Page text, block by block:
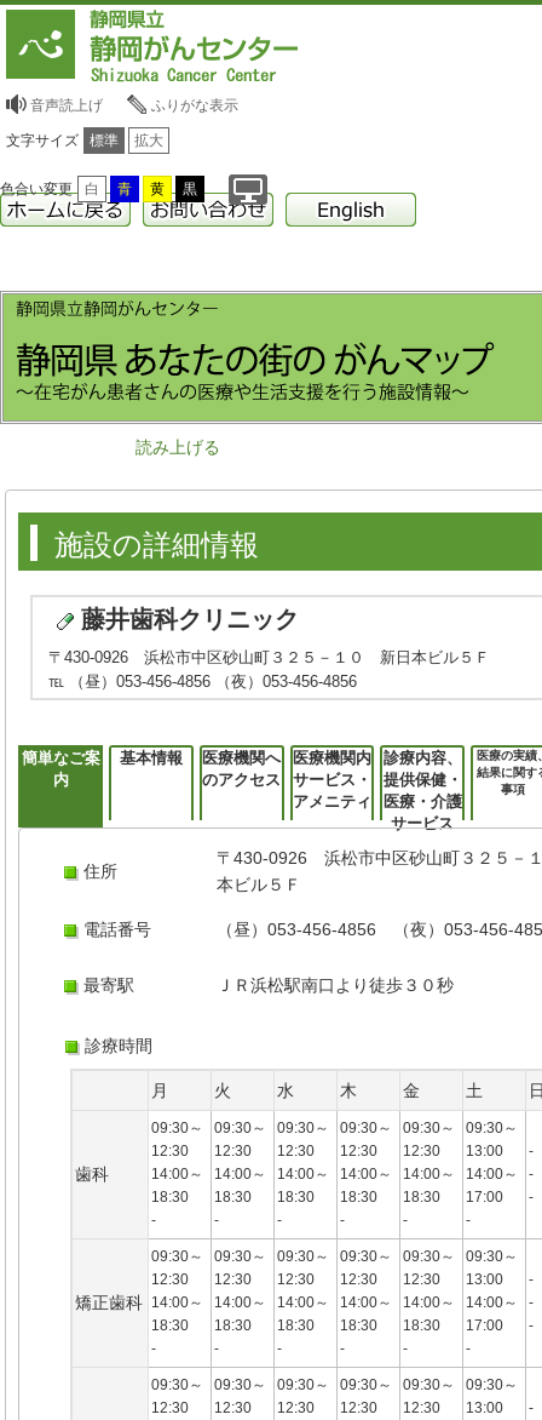
音声読上げ ふりがな表示
文字サイズ 標準 拡大
色合い変更 白 青 黄 黒
読み上げる
施設の詳細情報
藤井歯科クリニック
〒430-0926 浜松市中区砂山町３２５－１０ 新日本ビル５Ｆ
℡ （昼）053-456-4856 （夜）053-456-4856
簡単なご案
内
基本情報
医療機関へ
のアクセス
医療機関内
サービス・
アメニティ
診療内容、
提供保健・
医療・介護
サービス
医療の実績
結果に関す
事項
住所
〒430-0926 浜松市中区砂山町３２５－
本ビル５Ｆ
電話番号 （昼）053-456-4856 （夜）053-456-
最寄駅 ＪＲ浜松駅南口より徒歩３０秒
診療時間
月 火 水 木 金 土
歯科
09:30～
12:30
14:00～
18:30
-
09:30～
12:30
14:00～
18:30
-
09:30～
12:30
14:00～
18:30
-
09:30～
12:30
14:00～
18:30
-
09:30～
12:30
14:00～
18:30
-
09:30～
13:00
14:00～
17:00
-
-
-
-
矯正歯科
09:30～
12:30
14:00～
18:30
-
09:30～
12:30
14:00～
18:30
-
09:30～
12:30
14:00～
18:30
-
09:30～
12:30
14:00～
18:30
-
09:30～
12:30
14:00～
18:30
-
09:30～
13:00
14:00～
17:00
-
-
-
-
09:30～
12:30
09:30～
12:30
09:30～
12:30
09:30～
12:30
09:30～
12:30
09:30～
13:00
-